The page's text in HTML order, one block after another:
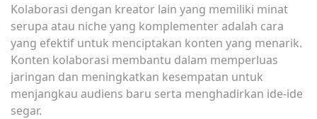
Kolaborasi dengan kreator lain yang memiliki minat
serupa atau niche yang komplementer adalah cara
yang efektif untuk menciptakan konten yang menarik.
Konten kolaborasi membantu dalam memperluas
jaringan dan meningkatkan kesempatan untuk
menjangkau audiens baru serta menghadirkan ide-ide
segar.